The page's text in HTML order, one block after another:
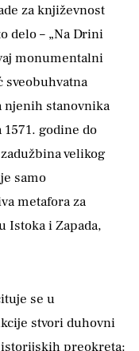
za književnost
delo – „Na Drini
monumentalni
sveobuhvatna
njenih stanovnika
godine do
velikog
samo
metafora za
Istoka i Zapada,
se u
stvori duhovni
istorijskih preokreta: